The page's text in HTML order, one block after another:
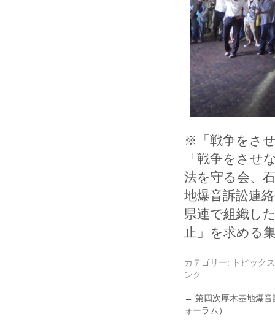
※「戦争をさ
「戦争をさせ
法を守る会、
地爆音訴訟連
県連で組織し
止」を求める
カテゴリー:
トピックス
ンク
← 第四次厚木基地爆
ォーラム）